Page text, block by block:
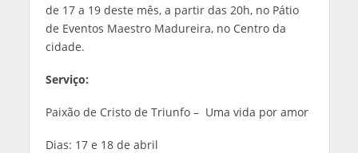
de 17 a 19 deste mês, a partir das 20h, no Pátio
de Eventos Maestro Madureira, no Centro da
cidade.
Serviço:
Paixão de Cristo de Triunfo – Uma vida por amor
Dias: 17 e 18 de abril